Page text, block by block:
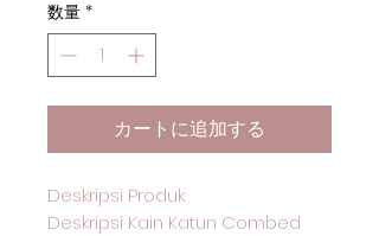
数量 *
カートに追加する
Deskripsi Produk
Deskripsi Kain Katun Combed